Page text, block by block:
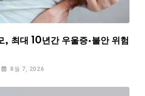
, 최대 10년간 우울증·불안 위험
8월 7, 2026